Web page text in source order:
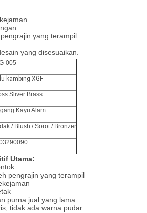
yang terampil.
yang disesuaikan.
005
kambing XGF
Sliver Brass
Kayu Alam
/ Blush / Sorot / Bronzer
Utama:
pengrajin yang terampil
purna jual yang lama
tidak ada warna pudar